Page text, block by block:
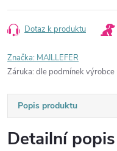
Dotaz k produktu
Značka: MAILLEFER
Záruka: dle podmínek výrobce
Popis produktu
Detailní